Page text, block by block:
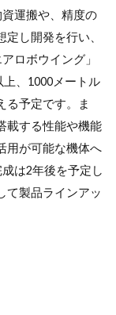
運搬や、精度の
し開発を行い、
ロボウイング」
、1000メートル
る予定です。ま
載する性能や機能
用が可能な機体へ
は2年後を予定し
て製品ラインアッ